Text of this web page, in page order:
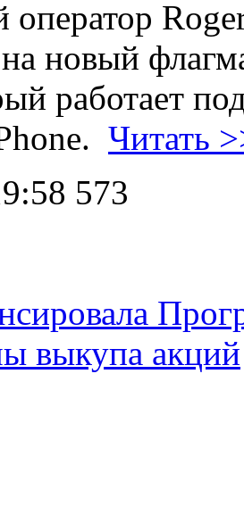
оператор
на новый
работает
Читать
573
выкупа акций